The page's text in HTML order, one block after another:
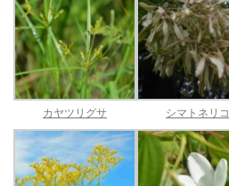
カヤツリグサ シマトネリコ